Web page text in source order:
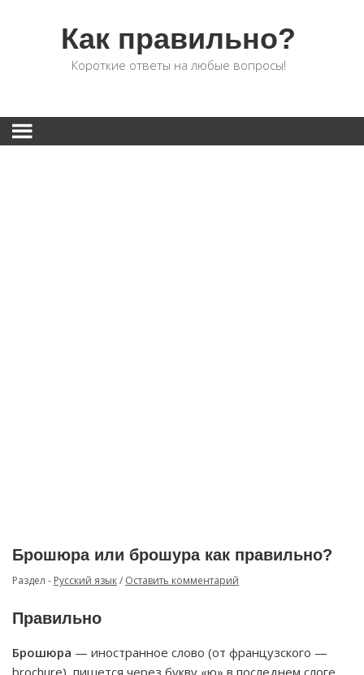
Как правильно?
Короткие ответы на любые вопросы!
Брошюра или брошура как правильно?
Раздел - Русский язык/ Оставить комментарий
Правильно
Брошюра — иностранное слово (от французского —
brochure), пишется через букву «ю» в последнем слоге.